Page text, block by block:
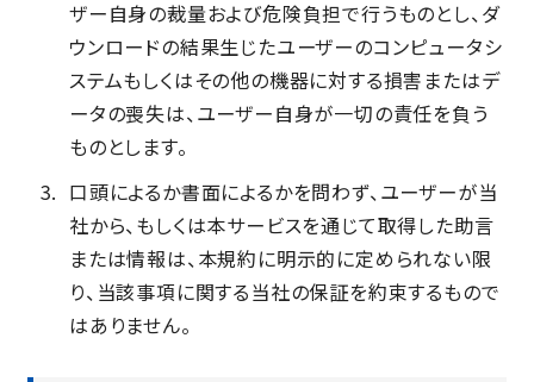
ザー自身の裁量および危険負担で行うものとし、ダ
ウンロードの結果生じたユーザーのコンピュータシ
ステムもしくはその他の機器に対する損害またはデ
ータの喪失は、ユーザー自身が一切の責任を負う
ものとします。
口頭によるか書面によるかを問わず、ユーザーが当
社から、もしくは本サービスを通じて取得した助言
または情報は、本規約に明示的に定められない限
り、当該事項に関する当社の保証を約束するもので
はありません。